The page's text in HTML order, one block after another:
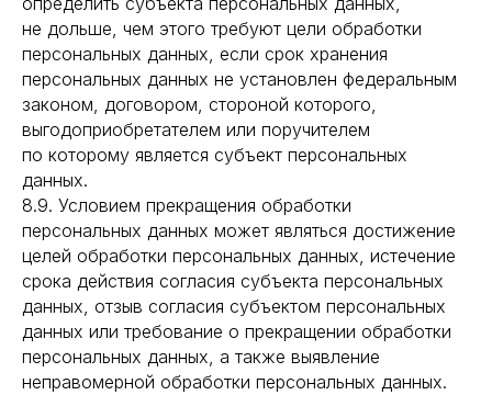
не дольше, чем этого требуют цели обработки
персональных данных, если срок хранения
персональных данных не установлен федеральным
законом, договором, стороной которого,
выгодоприобретателем или поручителем
по которому является субъект персональных
данных.
8.9. Условием прекращения обработки
персональных данных может являться достижение
целей обработки персональных данных, истечение
срока действия согласия субъекта персональных
данных, отзыв согласия субъектом персональных
данных или требование о прекращении обработки
персональных данных, а также выявление
неправомерной обработки персональных данных.